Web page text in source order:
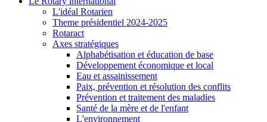
L'idéal Rotarien
Theme présidentiel 2024-2025
Rotaract
Axes stratégiques
Alphabétisation et éducation de base
Développement économique et local
Eau et assainissement
Paix, prévention et résolution des conflits
Prévention et traitement des maladies
Santé de la mère et de l'enfant
L'environnement